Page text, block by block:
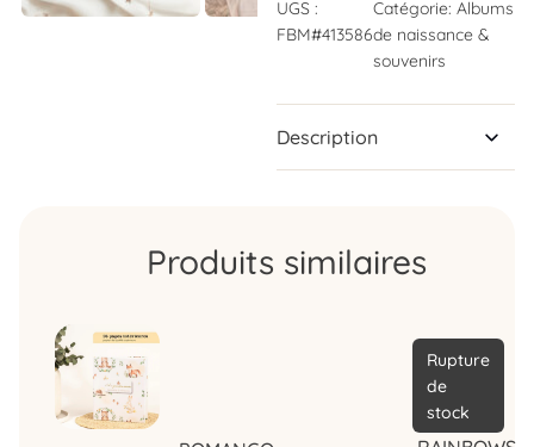
UGS :
FBM#413586
Catégorie:Albums
de naissance &
souvenirs
Description
Produits similaires
Rupture
de
stock